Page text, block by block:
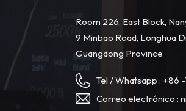
Room 226, East Block,
9 Minbao Road, Longhua
Guangdong Province
Tel / Whatsapp : +86
Correo electrónico :